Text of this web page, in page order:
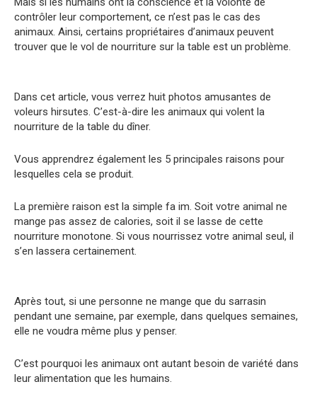
contrôler leur comportement, ce n’est pas le cas des
animaux. Ainsi, certains propriétaires d’animaux peuvent
trouver que le vol de nourriture sur la table est un problème.
Dans cet article, vous verrez huit photos amusantes de
voleurs hirsutes. C’est-à-dire les animaux qui volent la
nourriture de la table du dîner.
Vous apprendrez également les 5 principales raisons pour
lesquelles cela se produit.
La première raison est la simple fa im. Soit votre animal ne
mange pas assez de calories, soit il se lasse de cette
nourriture monotone. Si vous nourrissez votre animal seul, il
s’en lassera certainement.
Après tout, si une personne ne mange que du sarrasin
pendant une semaine, par exemple, dans quelques semaines,
elle ne voudra même plus y penser.
C’est pourquoi les animaux ont autant besoin de variété dans
leur alimentation que les humains.